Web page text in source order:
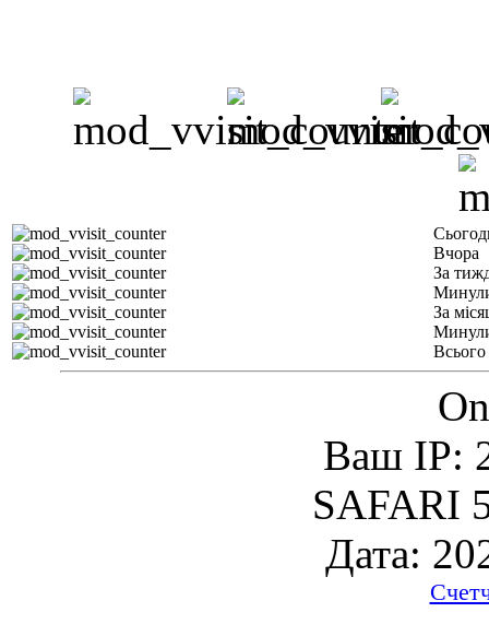
Вчора
За
За
Всього
Ваш IP:
SAFARI
Дата: